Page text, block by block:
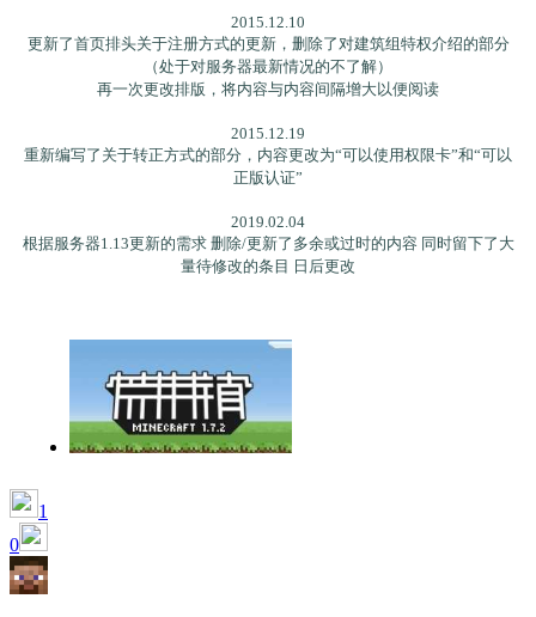
2015.12.10
更新了首页排头关于注册方式的更新，删除了对建筑组特权介绍的部分
（处于对服务器最新情况的不了解）
再一次更改排版，将内容与内容间隔增大以便阅读
2015.12.19
重新编写了关于转正方式的部分，内容更改为“可以使用权限卡”和“可以
正版认证”
2019.02.04
根据服务器1.13更新的需求 删除/更新了多余或过时的内容 同时留下了大
量待修改的条目 日后更改
1
0